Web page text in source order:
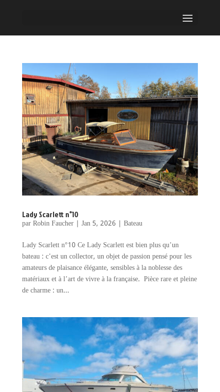
Lady Scarlett n°10
parRobin Faucher| Jan 5, 2026 | Bateau
Lady Scarlett n°10 Ce Lady Scarlett est bien plus qu’un
bateau : c’est un collector, un objet de passion pensé pour les
amateurs de plaisance élégante, sensibles à la noblesse des
matériaux et à l’art de vivre à la française. Pièce rare et pleine
de charme : un...